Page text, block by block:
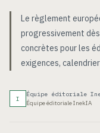
Le règlement
progressivement
concrètes pour les
exigences,
I
Équipe éditoriale
Équipe éditoriale InekIA